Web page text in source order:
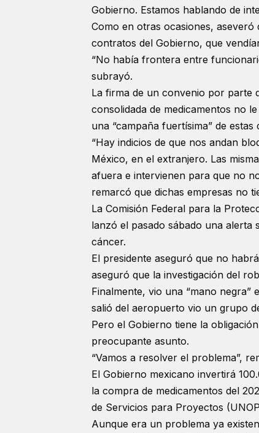
Gobierno. Estamos hablando de
Como en otras ocasiones,
contratos del Gobierno, que
“No había frontera entre
subrayó.
La firma de un convenio por parte
consolidada de medicamentos no
una “campaña fuertísima” de
“Hay indicios de que nos andan
México, en el extranjero. Las
afuera e intervienen para que no
remarcó que dichas empresas no
La Comisión Federal para la
lanzó el pasado sábado una alerta
cáncer.
El presidente aseguró que no
aseguró que la investigación del
Finalmente, vio una “mano
salió del aeropuerto vio un grupo
Pero el Gobierno tiene la
preocupante asunto.
“Vamos a resolver el problema”,
El Gobierno mexicano invertirá
la compra de medicamentos del
de Servicios para Proyectos
Aunque era un problema ya